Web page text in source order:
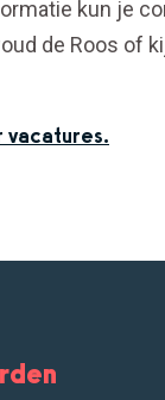
kun je
de Roos of
vacatures.